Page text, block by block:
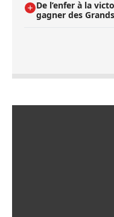
De l’enfer à la
gagner des